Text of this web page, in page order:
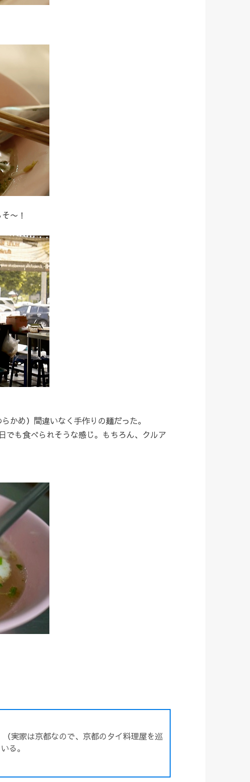
〜！
かめ）間違いなく手作りの麺だった。
も食べられそうな感じ。もちろん、クルア
実家は京都なので、京都のタイ料理屋を巡
る。